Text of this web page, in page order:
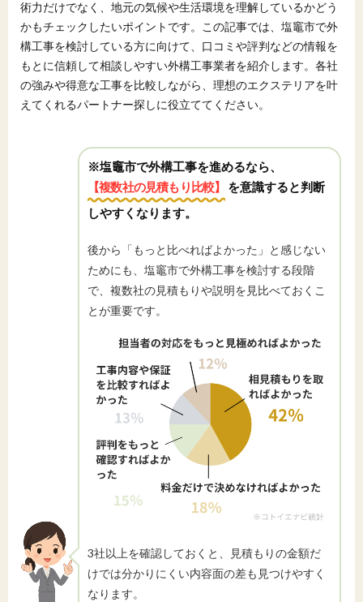
術力だけでなく、地元の気候や生活環境を理解しているかどう
かもチェックしたいポイントです。この記事では、塩竈市で外
構工事を検討している方に向けて、口コミや評判などの情報を
もとに信頼して相談しやすい外構工事業者を紹介します。各社
の強みや得意な工事を比較しながら、理想のエクステリアを叶
えてくれるパートナー探しに役立ててください。
※塩竈市で外構工事を進めるなら、
【複数社の見積もり比較】
を意識すると判断
しやすくなります。
後から「もっと比べればよかった」と感じない
ためにも、塩竈市で外構工事を検討する段階
で、複数社の見積もりや説明を見比べておくこ
とが重要です。
3社以上を確認しておくと、見積もりの金額だ
けでは分かりにくい内容面の差も見つけやすく
なります。